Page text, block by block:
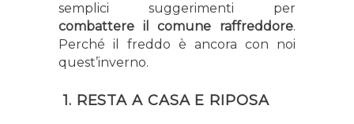
semplici suggerimenti per
combattere il comune raffreddore.
Perché il freddo è ancora con noi
quest’inverno.
1. RESTA A CASA E RIPOSA